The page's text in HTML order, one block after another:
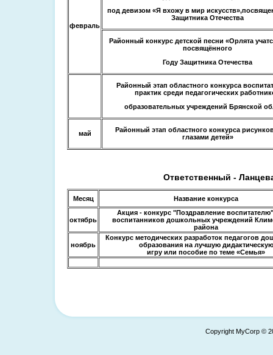
февраль
под девизом «Я вхожу в мир
Защитника Отечества
Районный конкурс детской песни «Орлята
посвящённого
Году Защитника Отечества
Районный этап областного конкурса
практик среди педагогических
образовательных учреждений Брянской
май
Районный этап областного конкурса
глазами детей»
Ответственный -
Месяц Название конкурса
октябрь
Акция - конкурс "Поздравление
воспитанников дошкольных учреждений
района
ноябрь
Конкурс методических разработок педагогов
образования на лучшую дидактическую
игру или пособие по теме «Семья»
Copyright MyCorp ©